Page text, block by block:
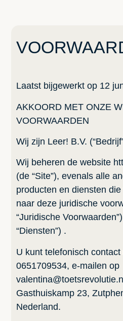
Laatst bijgewerkt op 12
AKKOORD MET ONZE
VOORWAARDEN
Wij zijn Leer! B.V.
Wij beheren de website
(de “Site”), evenals alle
producten en diensten
naar deze juridische
“Juridische
“Diensten”) .
U kunt telefonisch
0651709534, e-mailen op
Gasthuiskamp 23,
Nederland.